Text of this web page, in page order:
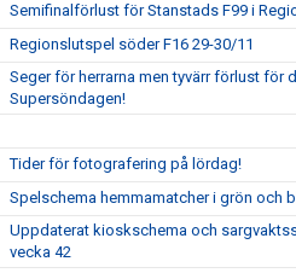
Semifinalförlust för Stanstads F99 i
Regionslutspel söder F16 29-30/11
Seger för herrarna men tyvärr förlust för
Supersöndagen!
Tider för fotografering på lördag!
Spelschema hemmamatcher i grön och
Uppdaterat kioskschema och
vecka 42